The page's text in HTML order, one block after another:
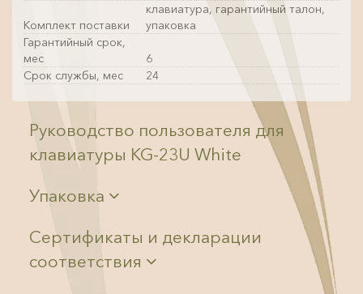
Комплект поставки
клавиатура, гарантийный талон,
упаковка
Гарантийный срок,
мес
6
Срок службы, мес
24
Руководство пользователя для
клавиатуры KG-23U White
Упаковка
Сертификаты и декларации
соответствия